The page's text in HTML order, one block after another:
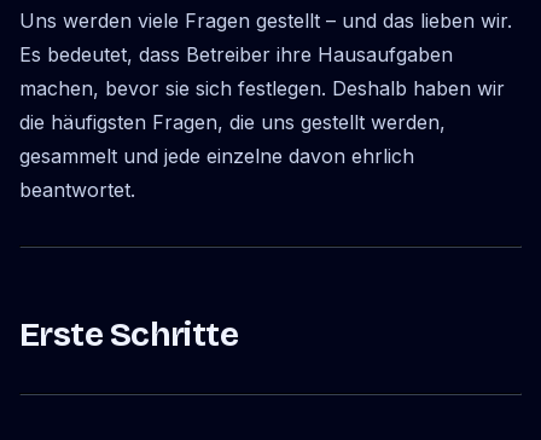
Uns werden viele Fragen gestellt – und das lieben wir.
Es bedeutet, dass Betreiber ihre Hausaufgaben
machen, bevor sie sich festlegen. Deshalb haben wir
die häufigsten Fragen, die uns gestellt werden,
gesammelt und jede einzelne davon ehrlich
beantwortet.
Erste Schritte